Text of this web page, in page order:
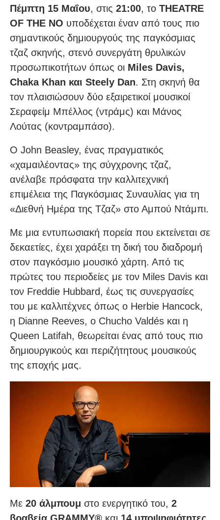
Πέμπτη 15 Μαΐου, στις 21:00, το THEATRE
OF THE NO υποδέχεται έναν από τους πιο
σημαντικούς δημιουργούς της παγκόσμιας
τζαζ σκηνής, στενό συνεργάτη θρυλικών
προσωπικοτήτων όπως οι Miles Davis,
Chaka Khan και Steely Dan. Στη σκηνή θα
τον πλαισιώσουν δύο εξαιρετικοί μουσικοί
Σεραφείμ Μπέλλος (ντράμς) και Μάνος
Λούτας (κοντραμπάσο).
Ο John Beasley, ένας πραγματικός
«χαμαιλέοντας» της σύγχρονης τζαζ,
ανέλαβε πρόσφατα την καλλιτεχνική
επιμέλεια της Παγκόσμιας Συναυλίας για τη
«Διεθνή Ημέρα της Τζαζ» στο Αμπού Ντάμπι.
Με μια εντυπωσιακή πορεία που εκτείνεται σε
δεκαετίες, έχει χαράξει τη δική του διαδρομή
στον παγκόσμιο μουσικό χάρτη. Από τις
πρώτες του περιοδείες με τον Miles Davis και
τον Freddie Hubbard, έως τις συνεργασίες
του με καλλιτέχνες όπως ο Herbie Hancock,
η Dianne Reeves, ο Chucho Valdés και η
Queen Latifah, θεωρείται ένας από τους πιο
δημιουργικούς και περιζήτητους μουσικούς
της εποχής μας.
Με 20 άλμπουμ στο ενεργητικό του, 2